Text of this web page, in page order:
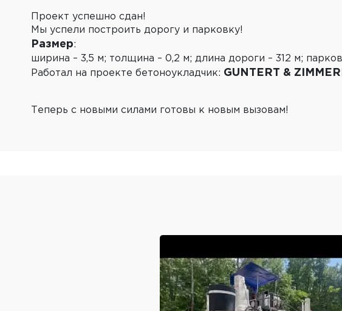
Проект успешно сдан!
Мы успели построить дорогу и парковку!
Размер:
ширина – 3,5 м; толщина – 0,2 м; длина дороги – 312 м;
Работал на проекте бетоноукладчик: GUNTERT &
Теперь с новыми силами готовы к новым вызовам!